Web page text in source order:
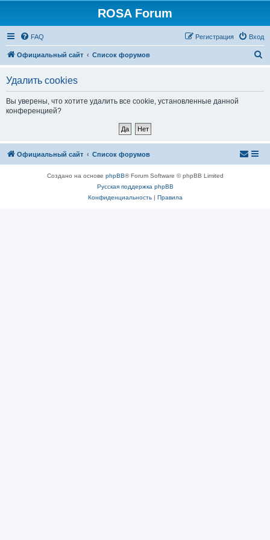
ROSA Forum
FAQ Вход
Регистрация
Официальный сайт Список форумов
Удалить cookies
Вы уверены, что хотите удалить все cookie, установленные данной
конференцией?
Официальный сайт Список форумов
Создано на основе phpBB® Forum Software © phpBB Limited
Русская поддержка phpBB
Конфиденциальность| Правила